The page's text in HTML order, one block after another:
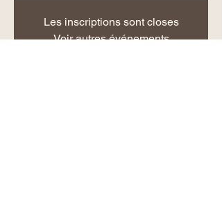
Les inscriptions sont closes
Voir autres événements